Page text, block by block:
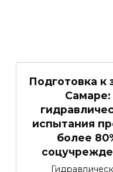
Подготовка к
Самаре:
испытания
более